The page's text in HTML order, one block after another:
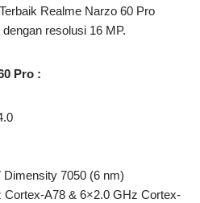
Realme Narzo 60 Pro
resolusi 16 MP.
Pro :
7050 (6 nm)
A78 & 6×2.0 GHz Cortex-